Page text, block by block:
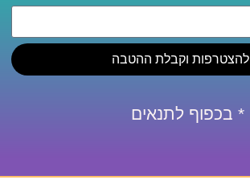
להצטרפות וקבלת ההטבה
* בכפוף לתנאים